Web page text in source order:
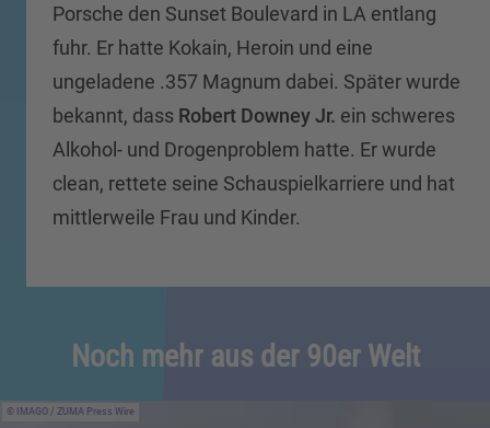
Porsche den Sunset Boulevard in LA entlang
fuhr. Er hatte Kokain, Heroin und eine
ungeladene .357 Magnum dabei. Später wurde
bekannt, dass Robert Downey Jr. ein schweres
Alkohol- und Drogenproblem hatte. Er wurde
clean, rettete seine Schauspielkarriere und hat
mittlerweile Frau und Kinder.
Noch mehr aus der 90er Welt
IMAGO / ZUMA Press Wire